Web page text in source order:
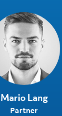
Mario Lang
Partner